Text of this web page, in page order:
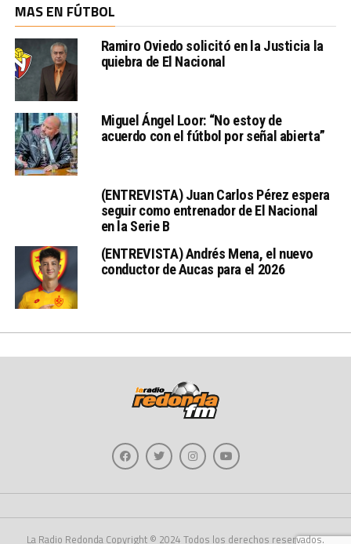
MAS EN FÚTBOL
Ramiro Oviedo solicitó en la Justicia la
quiebra de El Nacional
Miguel Ángel Loor: “No estoy de
acuerdo con el fútbol por señal abierta”
(ENTREVISTA) Juan Carlos Pérez espera
seguir como entrenador de El Nacional
en la Serie B
(ENTREVISTA) Andrés Mena, el nuevo
conductor de Aucas para el 2026
La Radio Redonda Copyright © 2024 Todos los derechos reservados.